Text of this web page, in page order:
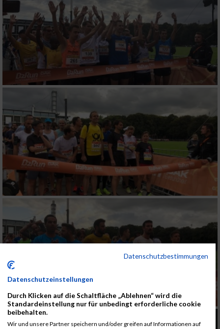
Datenschutzbestimmungen
Datenschutzeinstellungen
Durch Klicken auf die Schaltfläche „Ablehnen“ wird die
Standardeinstellung nur für unbedingt erforderliche cookie
beibehalten.
Wir und unsere Partner speichern und/oder greifen auf Informationen auf